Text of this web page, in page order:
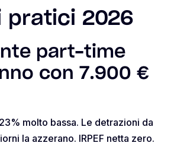
pratici 2026
part-time
con 7.900 €
molto bassa. Le detrazioni da
la azzerano. IRPEF netta zero.